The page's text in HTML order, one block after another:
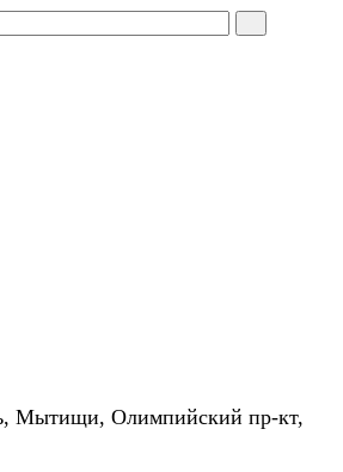
Мытищи, Олимпийский пр-кт,